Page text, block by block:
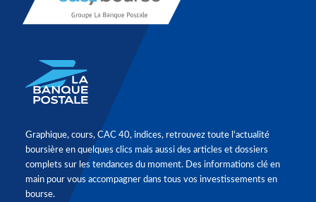
Graphique, cours, CAC 40, indices, retrouvez toute l'actualité
boursière en quelques clics mais aussi des articles et dossiers
complets sur les tendances du moment. Des informations clé en
main pour vous accompagner dans tous vos investissements en
bourse.